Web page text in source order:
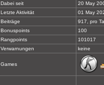
Dabei seit
20 May
Letzte Aktivität
01 May
Beiträge
917, pro
Bonuspoints
100
Rangpoints
101017
Verwarnungen
keine
Games